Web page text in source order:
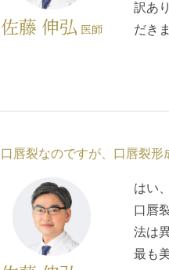
佐藤 伸弘 医師
訳あ
だき
口唇裂なのですが、口唇裂形
はい
口唇
法は
最も